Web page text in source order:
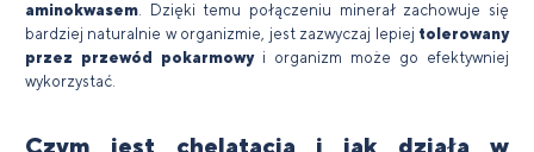
aminokwasem. Dzięki temu połączeniu minerał zachowuje się
bardziej naturalnie w organizmie, jest zazwyczaj lepiej tolerowany
przez przewód pokarmowyi organizm może go efektywniej
wykorzystać.
Czym jest chelatacja i jak działa w